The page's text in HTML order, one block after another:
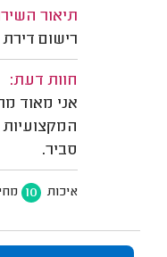
תיאור
רישום
חוות דעת:
אני מאוד
סביר.
איכות 10